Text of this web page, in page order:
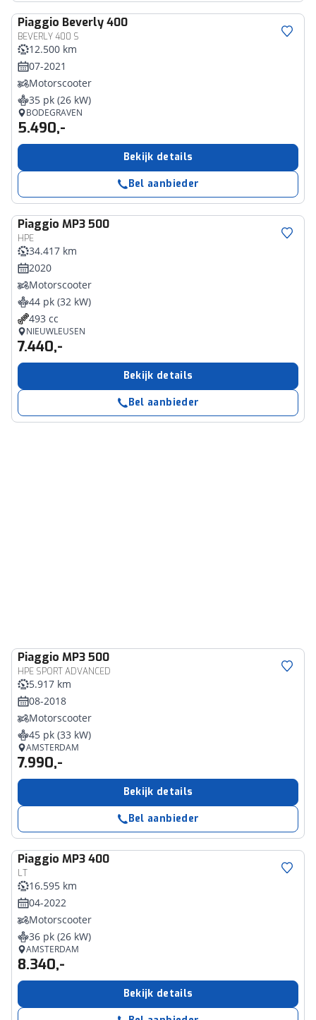
Piaggio Beverly 400
BEVERLY 400 S
12.500 km
07-2021
Motorscooter
35 pk (26 kW)
BODEGRAVEN
5.490,-
Bekijk details
Bel aanbieder
Piaggio MP3 500
HPE
34.417 km
2020
Motorscooter
44 pk (32 kW)
493 cc
NIEUWLEUSEN
7.440,-
Bekijk details
Bel aanbieder
Piaggio MP3 500
HPE SPORT ADVANCED
5.917 km
08-2018
Motorscooter
45 pk (33 kW)
AMSTERDAM
7.990,-
Bekijk details
Bel aanbieder
Piaggio MP3 400
LT
16.595 km
04-2022
Motorscooter
36 pk (26 kW)
AMSTERDAM
8.340,-
Bekijk details